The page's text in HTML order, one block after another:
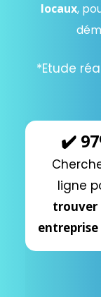
locaux,
*Etude
✔️
ligne
trouver